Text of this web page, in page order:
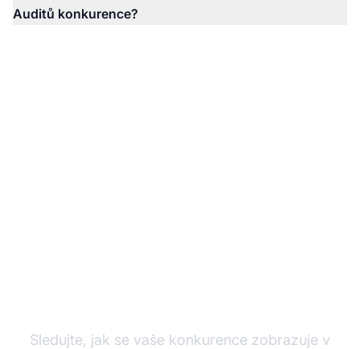
Auditů konkurence?
Sledujte, jak se vaše konkurence zobrazuje v